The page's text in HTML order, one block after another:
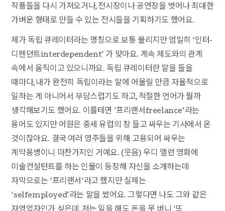
작품들을 다시 가져오거나, 전시장이나 공연장을 벗어나 최대한
가벼운 형태로 만들 수 있는 전시들을 기획하기도 했어요.
제가 독립 큐레이터라는 명칭으로 보통 불리지만 엄밀히 ‘인터-
디펜던트interdependent’ 가 맞아요. 계속 제도와의 관계
속에서 움직이고 있으니까요. 독립 큐레이터란 말을 들을
때마다, 내가 완전히 독립이라는 말에 어울릴 만큼 자율적으로
일하는 게 아니어서 부담스럽기도 하고, 적절한 언어가 뭘까
생각해보기도 했어요. 이를테면 ‘프리랜서freelance’라는
용어도 있지만 어원은 중세 유럽의 창 들고 싸우는 기사에서 온
것이잖아요. 결국 여러 영주들을 위해 고용되어 싸우는
계약용병이니 마찬가지인 거예요. (웃음) 우디 앨런 영화에
미술컨설턴트를 하는 인물이 등장해 자신을 소개하는데
자막으로는 ‘프리랜서’라고 했지만 실제는
‘selfemployed’라는 말을 썼어요. 그렇다면 나도 그와 같은
자영업자인가 싶은데, 저는 일을 해도 돈을 못 버니 ‘또